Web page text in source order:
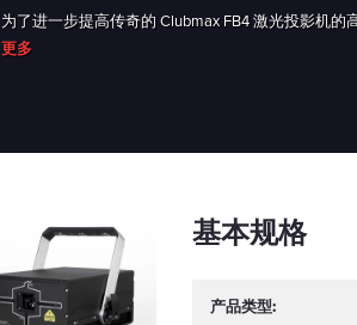
为了进一步提高传奇的 Clubmax FB4 激光投影机
更多
基本规格
产品类型: